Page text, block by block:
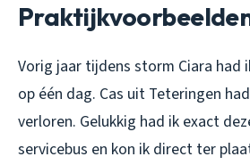
Vorig jaar tijdens storm Ciara had
op één dag. Cas uit Teteringen
verloren. Gelukkig had ik exact
servicebus en kon ik direct ter